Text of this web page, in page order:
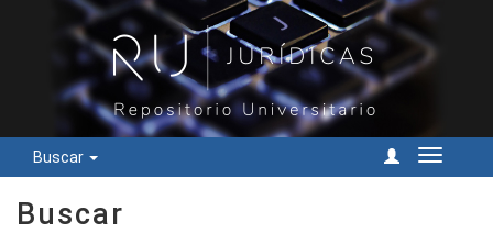
Buscar
Cambiar
Buscar